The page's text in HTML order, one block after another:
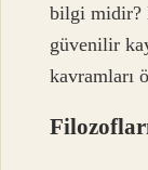
bilgi midir?
güvenilir
kavramları